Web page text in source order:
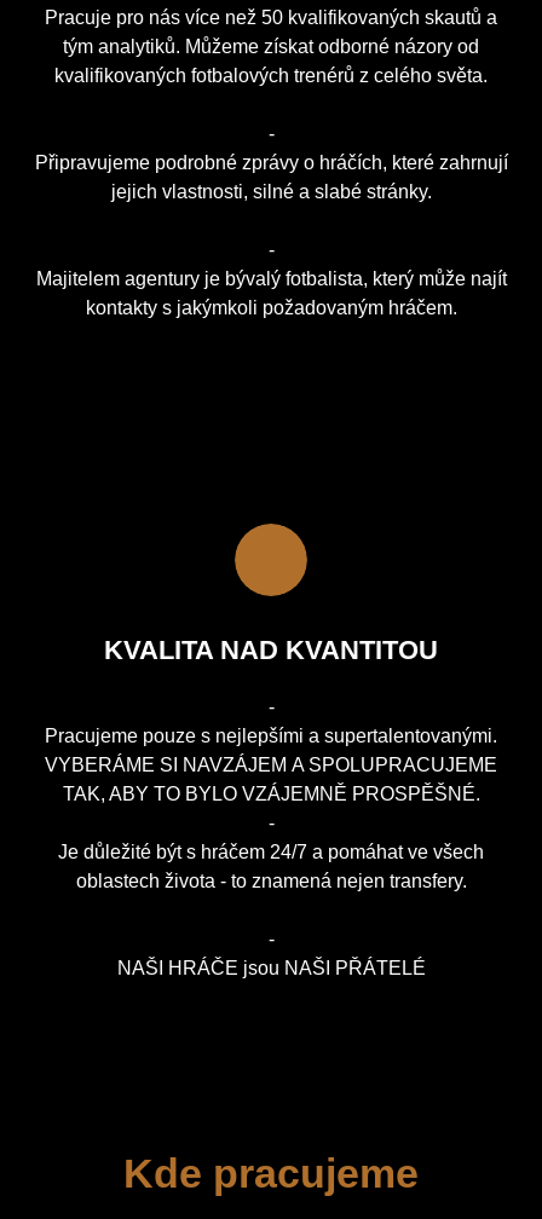
Pracuje pro nás více než 50 kvalifikovaných skautů a
tým analytiků. Můžeme získat odborné názory od
kvalifikovaných fotbalových trenérů z celého světa.
-
Připravujeme podrobné zprávy o hráčích, které zahrnují
jejich vlastnosti, silné a slabé stránky.
-
Majitelem agentury je bývalý fotbalista, který může najít
kontakty s jakýmkoli požadovaným hráčem.
KVALITA NAD KVANTITOU
-
Pracujeme pouze s nejlepšími a supertalentovanými.
VYBERÁME SI NAVZÁJEM A SPOLUPRACUJEME
TAK, ABY TO BYLO VZÁJEMNĚ PROSPĚŠNÉ.
-
Je důležité být s hráčem 24/7 a pomáhat ve všech
oblastech života - to znamená nejen transfery.
-
NAŠI HRÁČE jsou NAŠI PŘÁTELÉ
Kde pracujeme